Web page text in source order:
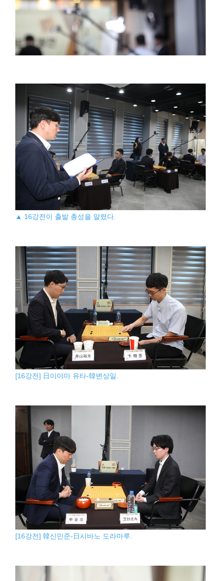
▲ 16강전이 출발 총성을 알렸다.
[16강전] 日이야마 유타-韓변상일.
[16강전] 韓신민준-日시바노 도라마루.